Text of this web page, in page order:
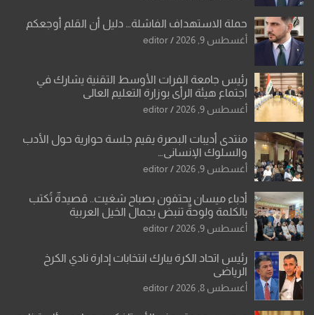
حملة الاستهداف الفاشلة… دليل أن القلم أوجعكم
أغسطس 9, 2026 editor
رئيس جامعة الفرات الأوسط التقنية يشارك في
اجتماع هيئة الرأي بوزارة التعليم العالي
أغسطس 9, 2026 editor
منتدى أديبات البصرة يقيم جلسة حوارية حول الأدب
والسلوك الإنساني…
أغسطس 9, 2026 editor
أدباء ميسان يحتفون بصباح شغيت.. قصيدةٌ تُكتب
بالكلمة ولوحةٌ تنبض بجمال الخيل العربية
أغسطس 9, 2026 editor
رئيس اتحاد الكرة يبارك انتخابات إدارة نادي الكرخ
الرياضي
أغسطس 8, 2026 editor